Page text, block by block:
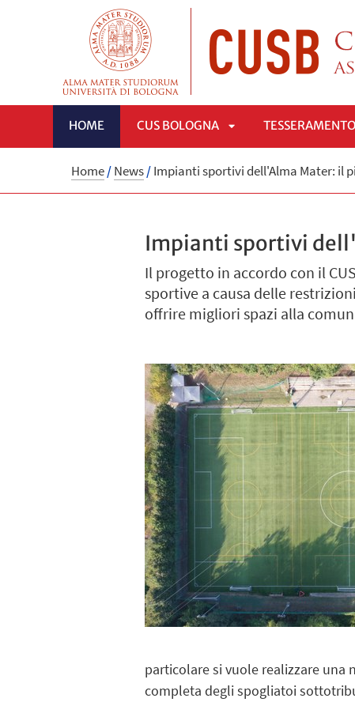
HOME CUS BOLOGNA
APRI
TESSERAMENTO
Home/News/Impianti sportivi dell'Alma Mater: il
Impianti sportivi
Il progetto in accordo con il
sportive a causa delle
offrire migliori spazi alla
particolare si vuole realizzare
completa degli spogliatoi